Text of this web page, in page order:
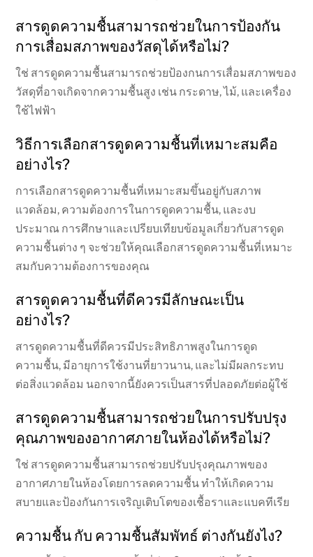
สารดูดความชื้นสามารถช่วยในการป้องกัน
การเสื่อมสภาพของวัสดุได้หรือไม่?
ใช่ สารดูดความชื้นสามารถช่วยป้องกนการเสื่อมสภาพของ
วัสดุที่อาจเกิดจากความชื้นสูง เช่น กระดาษ, ไม้, และเครื่อง
ใช้ไฟฟ้า
วิธีการเลือกสารดูดความชื้นที่เหมาะสมคือ
อย่างไร?
การเลือกสารดูดความชื้นที่เหมาะสมขึ้นอยู่กับสภาพ
แวดล้อม, ความต้องการในการดูดความชื้น, และงบ
ประมาณ การศึกษาและเปรียบเทียบข้อมูลเกี่ยวกับสารดูด
ความชื้นต่าง ๆ จะช่วยให้คุณเลือกสารดูดความชื้นที่เหมาะ
สมกับความต้องการของคุณ
สารดูดความชื้นที่ดีควรมีลักษณะเป็น
อย่างไร?
สารดูดความชื้นที่ดีควรมีประสิทธิภาพสูงในการดูด
ความชื้น, มีอายุการใช้งานที่ยาวนาน, และไม่มีผลกระทบ
ต่อสิ่งแวดล้อม นอกจากนี้ยังควรเป็นสารที่ปลอดภัยต่อผู้ใช้
สารดูดความชื้นสามารถช่วยในการปรับปรุง
คุณภาพของอากาศภายในห้องได้หรือไม่?
ใช่ สารดูดความชื้นสามารถช่วยปรับปรุงคุณภาพของ
อากาศภายในห้องโดยการลดความชื้น ทำให้เกิดความ
สบายและป้องกันการเจริญเติบโตของเชื้อราและแบคทีเรีย
ความชื้น กับ ความชื้นสัมพัทธ์ ต่างกันยังไง?